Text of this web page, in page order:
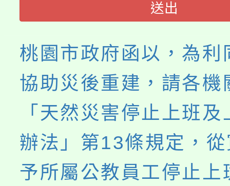
送出
桃園市政府函以，為利
協助災後重建，請各機
「天然災害停止上班
辦法」第13條規定，
予所屬公教員工停止上